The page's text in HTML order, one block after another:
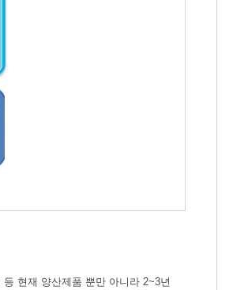
등 현재 양산제품 뿐만 아니라 2~3년